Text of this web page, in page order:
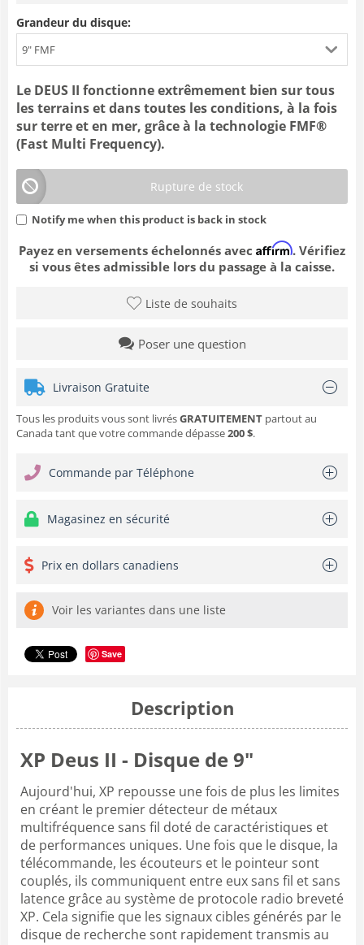
Grandeur du disque:
9" FMF
Le DEUS II fonctionne extrêmement bien sur tous
les terrains et dans toutes les conditions, à la fois
sur terre et en mer, grâce à la technologie FMF®
(Fast Multi Frequency).
Rupture de stock
Notify me when this product is back in stock
Payez en versements échelonnés avec Affirm. Vérifiez
si vous êtes admissible lors du passage à la caisse.
Liste de souhaits
Poser une question
Livraison Gratuite
Tous les produits vous sont livrésGRATUITEMENT partout au
Canada tant que votre commande dépasse200 $.
Commande par Téléphone
Magasinez en sécurité
Prix en dollars canadiens
Voir les variantes dans une liste
Save
Description
XP Deus II - Disque de 9"
Aujourd'hui, XP repousse une fois de plus les limites
en créant le premier détecteur de métaux
multifréquence sans fil doté de caractéristiques et
de performances uniques. Une fois que le disque, la
télécommande, les écouteurs et le pointeur sont
couplés, ils communiquent entre eux sans fil et sans
latence grâce au système de protocole radio breveté
XP. Cela signifie que les signaux cibles générés par le
disque de recherche sont rapidement transmis au